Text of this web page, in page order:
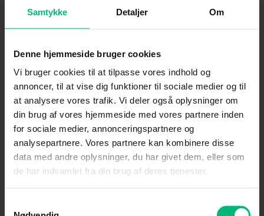
Samtykke Detaljer Om
Denne hjemmeside bruger cookies
Vi bruger cookies til at tilpasse vores indhold og
annoncer, til at vise dig funktioner til sociale medier og til
at analysere vores trafik. Vi deler også oplysninger om
din brug af vores hjemmeside med vores partnere inden
for sociale medier, annonceringspartnere og
analysepartnere. Vores partnere kan kombinere disse
data med andre oplysninger, du har givet dem, eller som
de har indsamlet fra din brug af deres tjenester.
The Running Man
systemet – og et publikum, der elsker blod.
Læs mere